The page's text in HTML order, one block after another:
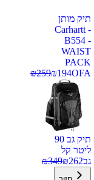
תיק מותן
Carhartt -
B554 -
WAIST
PACK
OFA
₪194
₪259
תיק גב 90
ליטר קל
גב
₪262
₪349